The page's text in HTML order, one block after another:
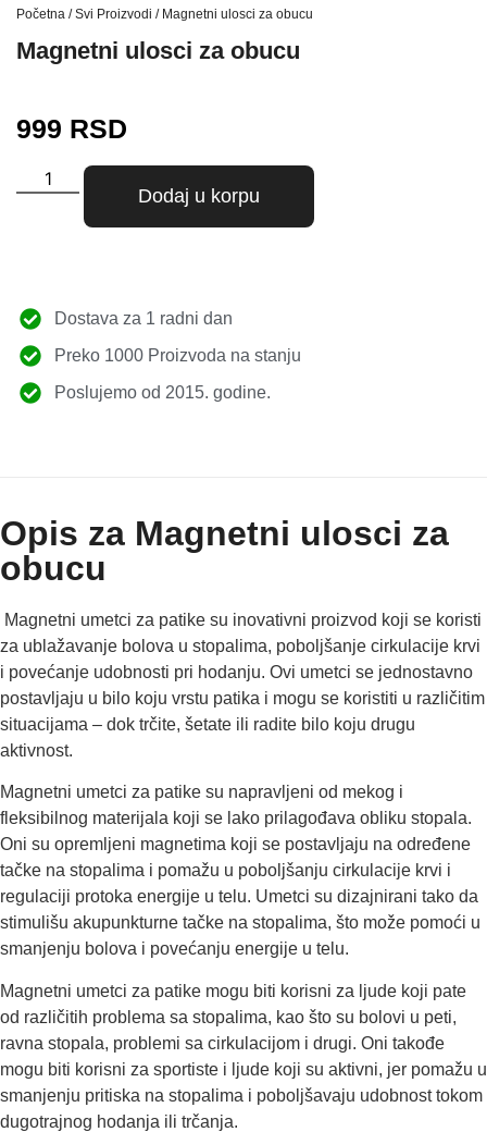
Početna /Svi Proizvodi / Magnetni ulosci za obucu
Magnetni ulosci za obucu
999 RSD
Dodaj u korpu
Dostava za 1 radni dan
Preko 1000 Proizvoda na stanju
Poslujemo od 2015. godine.
Opis za Magnetni ulosci za
obucu
Magnetni umetci za patike su inovativni proizvod koji se koristi
za ublažavanje bolova u stopalima, poboljšanje cirkulacije krvi
i povećanje udobnosti pri hodanju. Ovi umetci se jednostavno
postavljaju u bilo koju vrstu patika i mogu se koristiti u različitim
situacijama – dok trčite, šetate ili radite bilo koju drugu
aktivnost.
Magnetni umetci za patike su napravljeni od mekog i
fleksibilnog materijala koji se lako prilagođava obliku stopala.
Oni su opremljeni magnetima koji se postavljaju na određene
tačke na stopalima i pomažu u poboljšanju cirkulacije krvi i
regulaciji protoka energije u telu. Umetci su dizajnirani tako da
stimulišu akupunkturne tačke na stopalima, što može pomoći u
smanjenju bolova i povećanju energije u telu.
Magnetni umetci za patike mogu biti korisni za ljude koji pate
od različitih problema sa stopalima, kao što su bolovi u peti,
ravna stopala, problemi sa cirkulacijom i drugi. Oni takođe
mogu biti korisni za sportiste i ljude koji su aktivni, jer pomažu u
smanjenju pritiska na stopalima i poboljšavaju udobnost tokom
dugotrajnog hodanja ili trčanja.